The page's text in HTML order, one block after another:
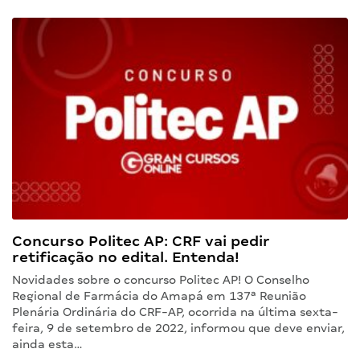
Concurso Politec AP: CRF vai pedir
retificação no edital. Entenda!
Novidades sobre o concurso Politec AP! O Conselho
Regional de Farmácia do Amapá em 137ª Reunião
Plenária Ordinária do CRF-AP, ocorrida na última sexta-
feira, 9 de setembro de 2022, informou que deve enviar,
ainda esta…